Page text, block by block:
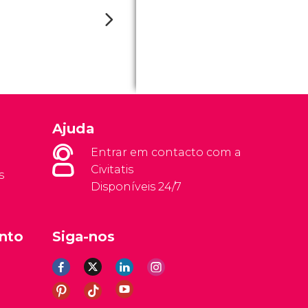
Ajuda
Entrar em contacto com a
Civitatis
Disponíveis 24/7
Siga-nos